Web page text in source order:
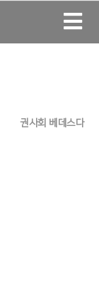
권사회 베데스다